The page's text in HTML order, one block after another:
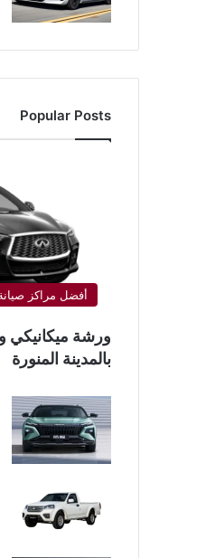
Popular Posts
أفضل مراكز
ورشة ميكانيكي
بالمدينة المنورة